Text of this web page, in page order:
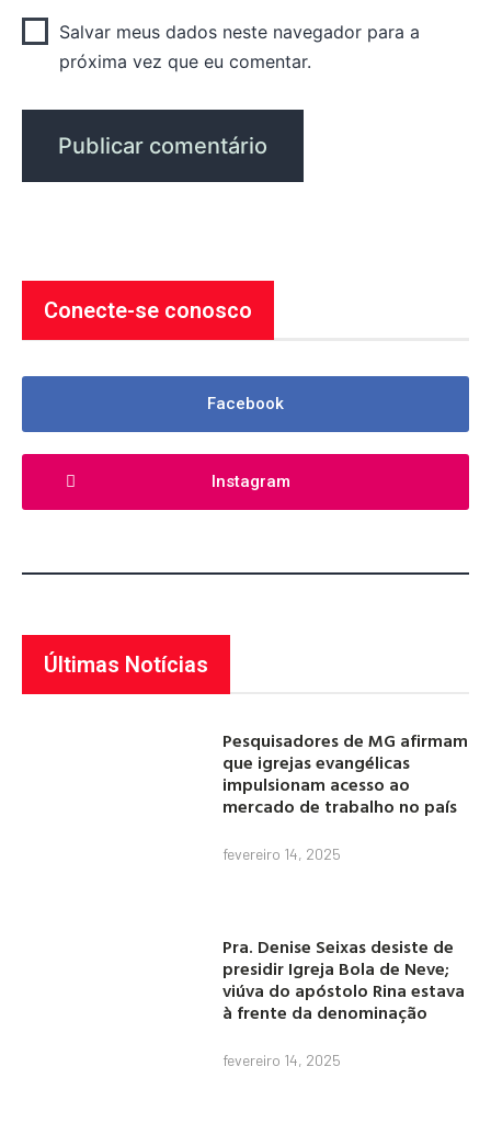
Salvar meus dados neste navegador para a
próxima vez que eu comentar.
Conecte-se conosco
Facebook
Instagram
Últimas Notícias
Pesquisadores de MG afirmam
que igrejas evangélicas
impulsionam acesso ao
mercado de trabalho no país
fevereiro 14, 2025
Pra. Denise Seixas desiste de
presidir Igreja Bola de Neve;
viúva do apóstolo Rina estava
à frente da denominação
fevereiro 14, 2025